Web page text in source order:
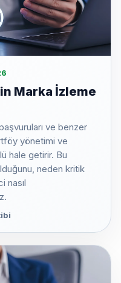
Marka İzleme
ve benzer
yönetimi ve
hale getirir. Bu
neden kritik
nasıl